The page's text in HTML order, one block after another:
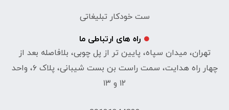
ست خودکار تبلیغاتی
راه های ارتباطی ما
تهران، میدان سپاه، پایین تر از پل چوبی، بلافاصله بعد از
چهار راه هدایت، سمت راست بن بست شیبانی، پلاک ۶، واحد
۱۲ و ۱۳